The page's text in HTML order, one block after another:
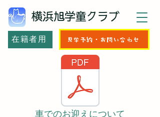
横浜旭学童クラブ
在籍者用 見学予約・お問い合わせ
車でのお迎えについて